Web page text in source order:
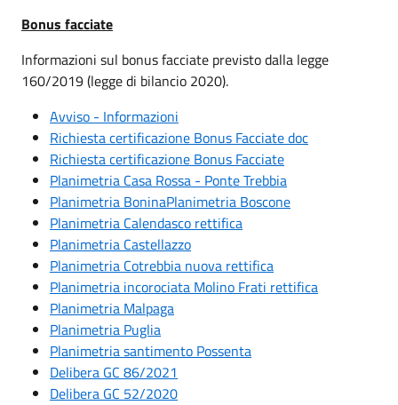
Bonus facciate
Informazioni sul bonus facciate previsto dalla legge
160/2019 (legge di bilancio 2020).
Avviso - Informazioni
Richiesta certificazione Bonus Facciate doc
Richiesta certificazione Bonus Facciate
Planimetria Casa Rossa - Ponte Trebbia
Planimetria BoninaPlanimetria Boscone
Planimetria Calendasco rettifica
Planimetria Castellazzo
Planimetria Cotrebbia nuova rettifica
Planimetria incorociata Molino Frati rettifica
Planimetria Malpaga
Planimetria Puglia
Planimetria santimento Possenta
Delibera GC 86/2021
Delibera GC 52/2020